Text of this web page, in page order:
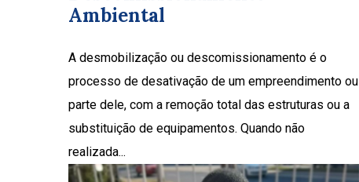
Ambiental
A desmobilização ou descomissionamento é o
processo de desativação de um empreendimento ou
parte dele, com a remoção total das estruturas ou a
substituição de equipamentos. Quando não
realizada...